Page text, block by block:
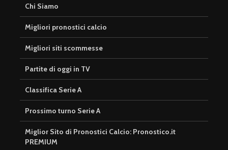
Chi Siamo
Migliori pronostici calcio
Migliori siti scommesse
Partite di oggi in TV
Classifica Serie A
Prossimo turno Serie A
Miglior Sito di Pronostici Calcio: Pronostico.it
PREMIUM